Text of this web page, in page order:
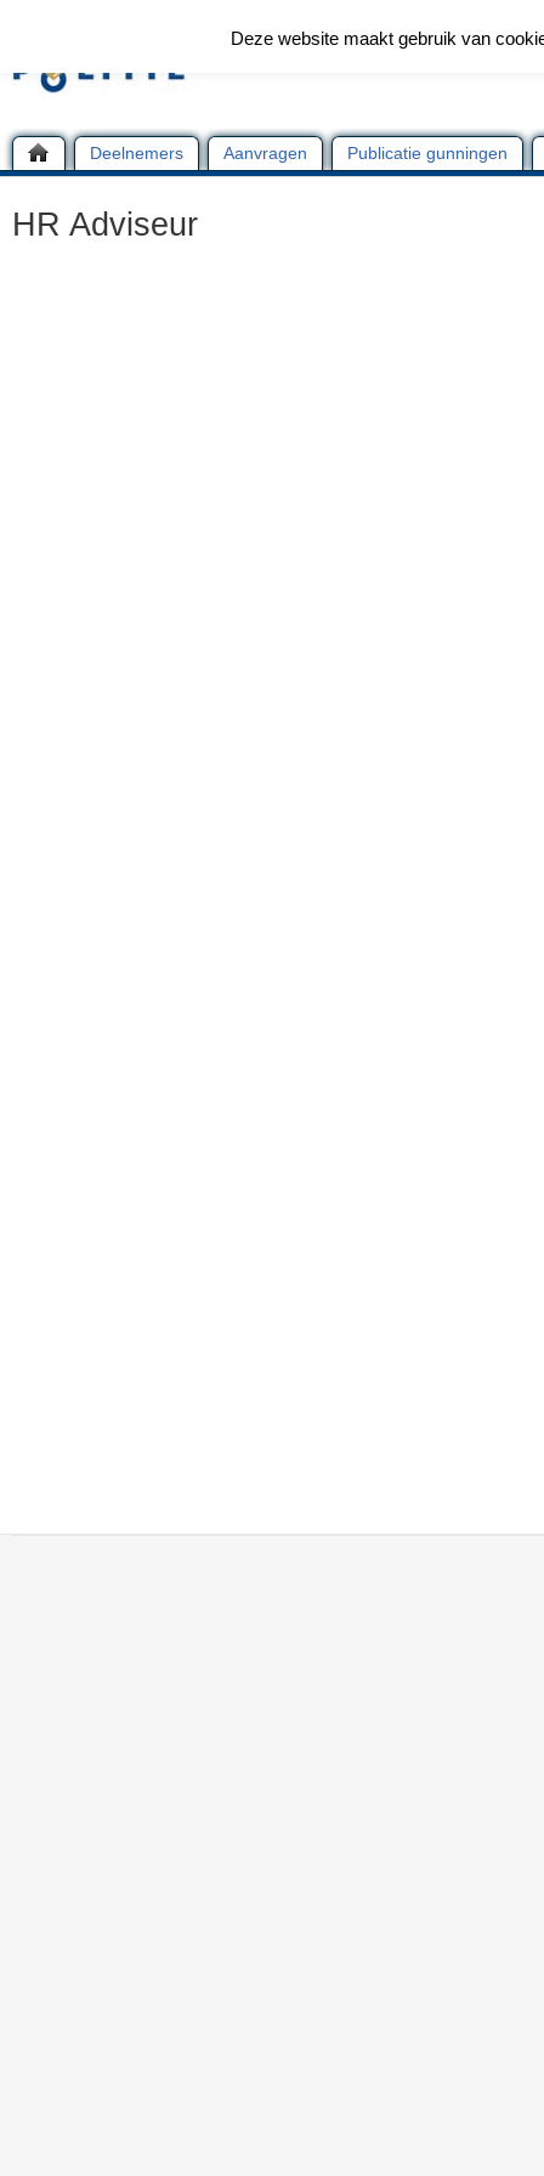
Deelnemers Aanvragen Publicatie gunningen
HR Adviseur
Deze website maakt gebruik van